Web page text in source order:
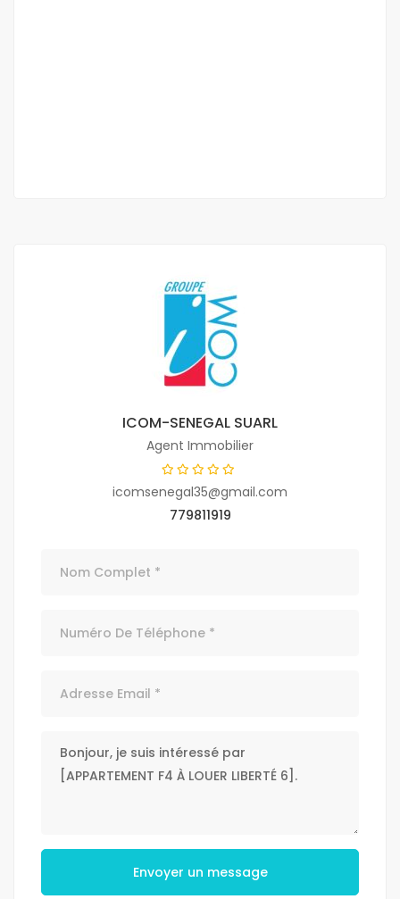
ICOM-SENEGAL SUARL
Agent Immobilier
icomsenegal35@gmail.com
779811919
Envoyer un message